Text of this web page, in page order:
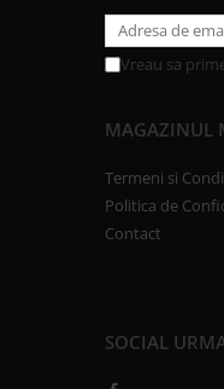
Vreau sa
MAGAZINUL
Termeni si
Politica de
Contact
SOCIAL